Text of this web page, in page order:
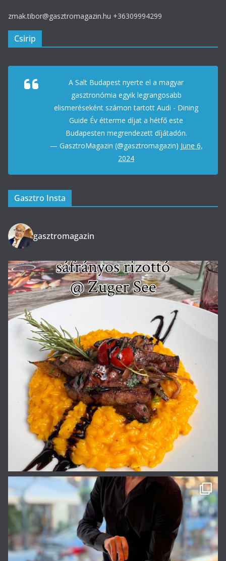
zmak.tibor@gasztromagazin.hu +36309994299
Csirip
A Salt Budapest nyerte el a magyar
gasztronómia egyik legrangosabb
elismeréseként számon tartott Audi - Dining
Guide Év étterme díjat a hétfő este
Budapesten megrendezett díjátadón.
— GasztroMagazin (@gasztromagazin) June 6,
2024
Gasztro Insta
gasztromagazin